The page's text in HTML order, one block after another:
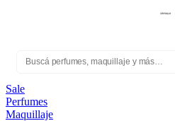
Sale
Perfumes
Maquillaje